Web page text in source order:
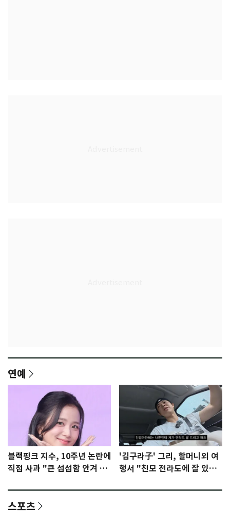
연예
블랙핑크 지수, 10주년 논란에
직접 사과 "큰 섭섭함 안겨 미
'김구라子' 그리, 할머니외 여
행서 "친모 전라도에 잘 있
스포츠